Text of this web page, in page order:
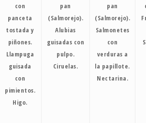
con
panceta
tostada y
piñones.
Llampuga
guisada
con
pimientos.
Higo.
pan
(Salmorejo).
Alubias
guisadas con
pulpo.
Ciruelas.
pan
(Salmorejo).
Salmonetes
con
verduras a
la papillote.
Nectarina.